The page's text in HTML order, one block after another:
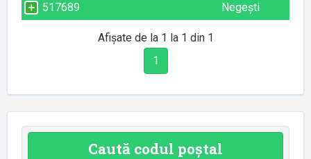
517689 Negești
Afișate de la 1 la 1 din 1
1
Caută codul poștal